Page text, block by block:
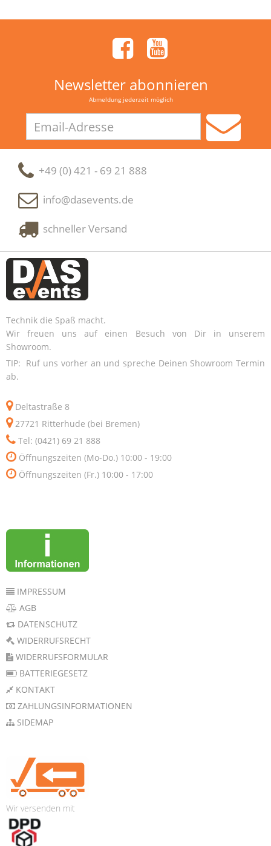
Newsletter abonnieren
Abmeldung jederzeit möglich
Adresse
+49 (0) 421 - 69 21 888
info@dasevents.de
schneller Versand
Technik die Spaß macht.
Wir freuen uns auf einen Besuch von Dir in unserem
Showroom.
TIP: Ruf uns vorher an und spreche Deinen Showroom Termin
ab.
Deltastraße 8
27721 Ritterhude (bei Bremen)
Tel: (0421) 69 21 888
Öffnungszeiten (Mo-Do.) 10:00 - 19:00
Öffnungszeiten (Fr.) 10:00 - 17:00
IMPRESSUM
AGB
DATENSCHUTZ
WIDERRUFSRECHT
WIDERRUFSFORMULAR
BATTERIEGESETZ
KONTAKT
ZAHLUNGSINFORMATIONEN
SIDEMAP
Wir versenden mit